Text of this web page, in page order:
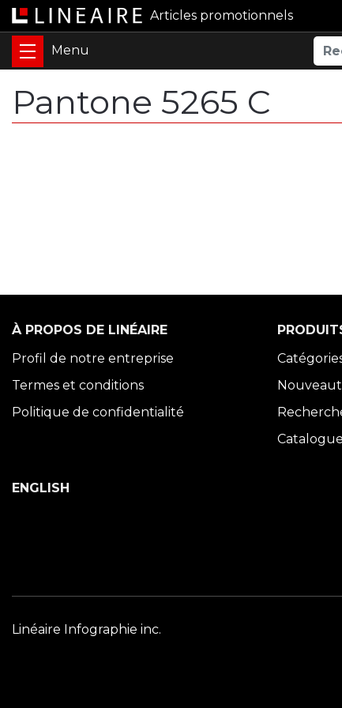
Articles promotionnels
Pantone 5265 C
À PROPOS DE LINÉAIRE
Profil de notre entreprise
Termes et conditions
Politique de confidentialité
ENGLISH
Linéaire Infographie inc.